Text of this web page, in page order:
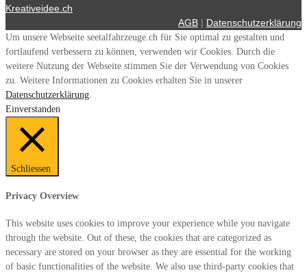
Kreativeidee.ch
AGB | Datenschutzerklärung
Um unsere Webseite seetalfahrzeuge.ch für Sie optimal zu gestalten und
fortlaufend verbessern zu können, verwenden wir Cookies. Durch die
weitere Nutzung der Webseite stimmen Sie der Verwendung von Cookies
zu. Weitere Informationen zu Cookies erhalten Sie in unserer
Datenschutzerklärung
Einverstanden
Schliessen
Privacy Overview
This website uses cookies to improve your experience while you navigate
through the website. Out of these, the cookies that are categorized as
necessary are stored on your browser as they are essential for the working
of basic functionalities of the website. We also use third-party cookies that